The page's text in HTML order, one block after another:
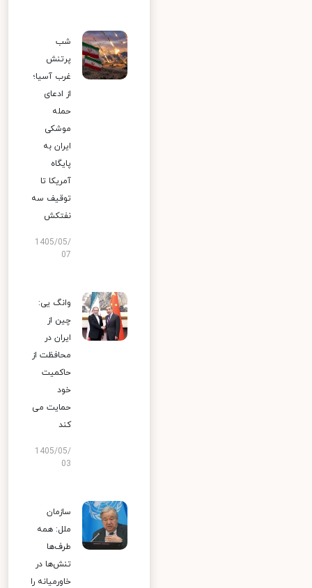
شب
پرتنش
غرب آسیا؛
از ادعای
حمله
موشکی
ایران به
پایگاه
آمریکا تا
توقیف سه
نفتکش
1405/05/
07
وانگ یی:
چین از
ایران در
محافظت از
حاکمیت
خود
حمایت می
کند
1405/05/
03
سازمان
ملل: همه
طرف‌ها
تنش‌ها در
خاورمیانه را